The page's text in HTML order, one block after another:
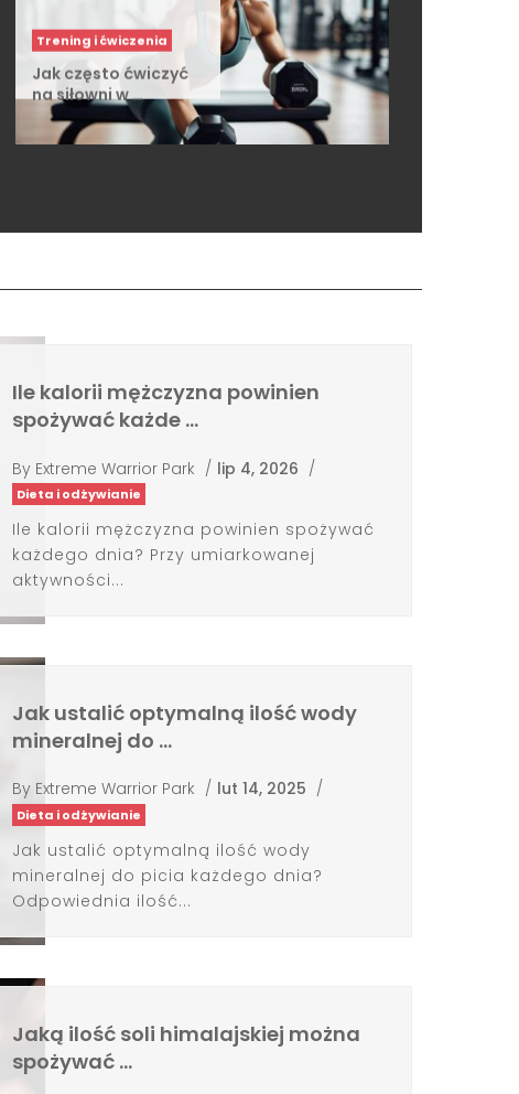
Trening i ćwiczenia
Jak często ćwiczyć
na siłowni w …
Ile kalorii mężczyzna powinien
spożywać każde …
By Extreme Warrior Park / lip 4, 2026 /
Dieta i odżywianie
Ile kalorii mężczyzna powinien spożywać
każdego dnia? Przy umiarkowanej
aktywności...
Jak ustalić optymalną ilość wody
mineralnej do …
By Extreme Warrior Park / lut 14, 2025 /
Dieta i odżywianie
Jak ustalić optymalną ilość wody
mineralnej do picia każdego dnia?
Odpowiednia ilość...
Jaką ilość soli himalajskiej można
spożywać …